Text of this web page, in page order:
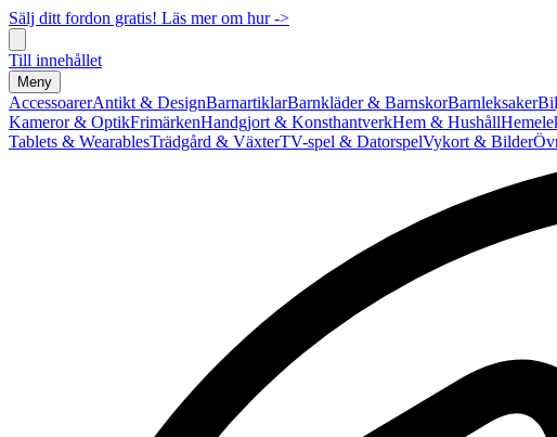
Sälj ditt fordon gratis! Läs mer om hur ->
Till innehållet
Meny
AccessoarerAntikt & DesignBarnartiklarBarnkläder & BarnskorBarnleksaker
Kameror & OptikFrimärkenHandgjort & KonsthantverkHem & Hushåll
Tablets & WearablesTrädgård & VäxterTV-spel & DatorspelVykort & Bilder